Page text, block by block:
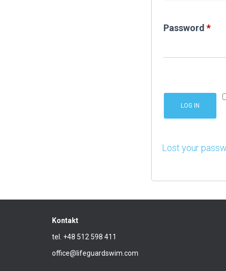
Password *
LOG IN
Lost your
Kontakt
tel. +48 512 598 411
office@lifeguardswim.com